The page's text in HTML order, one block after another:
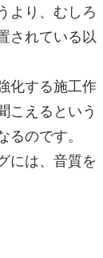
より、むしろ
されている以
化する施工作
こえるという
のです。
には、音質を